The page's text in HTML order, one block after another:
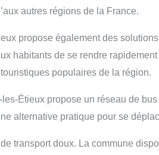
autres régions de la France.
propose également des
habitants de se rendre
populaires de la région.
Étieux propose un réseau de
alternative pratique pour se
transport doux. La commune